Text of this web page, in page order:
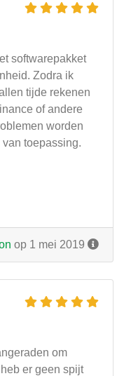
softwarepakket
Zodra ik
tijde rekenen
of andere
worden
toepassing.
op 1 mei 2019
om
er geen spijt